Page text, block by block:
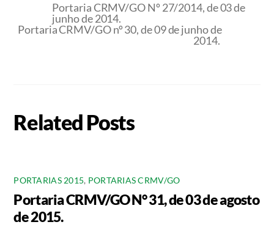
Portaria CRMV/GO Nº 27/2014, de 03 de
junho de 2014.
Portaria CRMV/GO nº 30, de 09 de junho de
2014.
Related Posts
PORTARIAS 2015, PORTARIAS CRMV/GO
Portaria CRMV/GO N° 31, de 03 de agosto
de 2015.